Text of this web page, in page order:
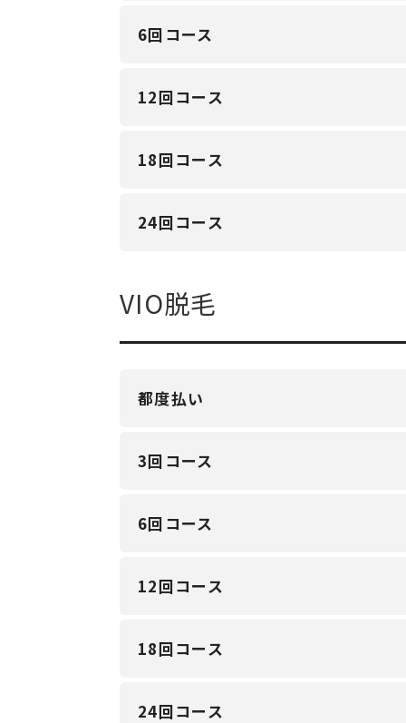
6回コース
12回コース
18回コース
24回コース
VIO脱毛
都度払い
3回コース
6回コース
12回コース
18回コース
24回コース